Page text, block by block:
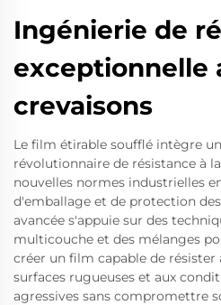
Ingénierie de
exceptionnelle
crevaisons
Le film étirable soufflé intègre
révolutionnaire de résistance à
nouvelles normes industrielles
d'emballage et de protection
avancée s'appuie sur des
multicouche et des mélanges
créer un film capable de résister
surfaces rugueuses et aux
agressives sans compromettre